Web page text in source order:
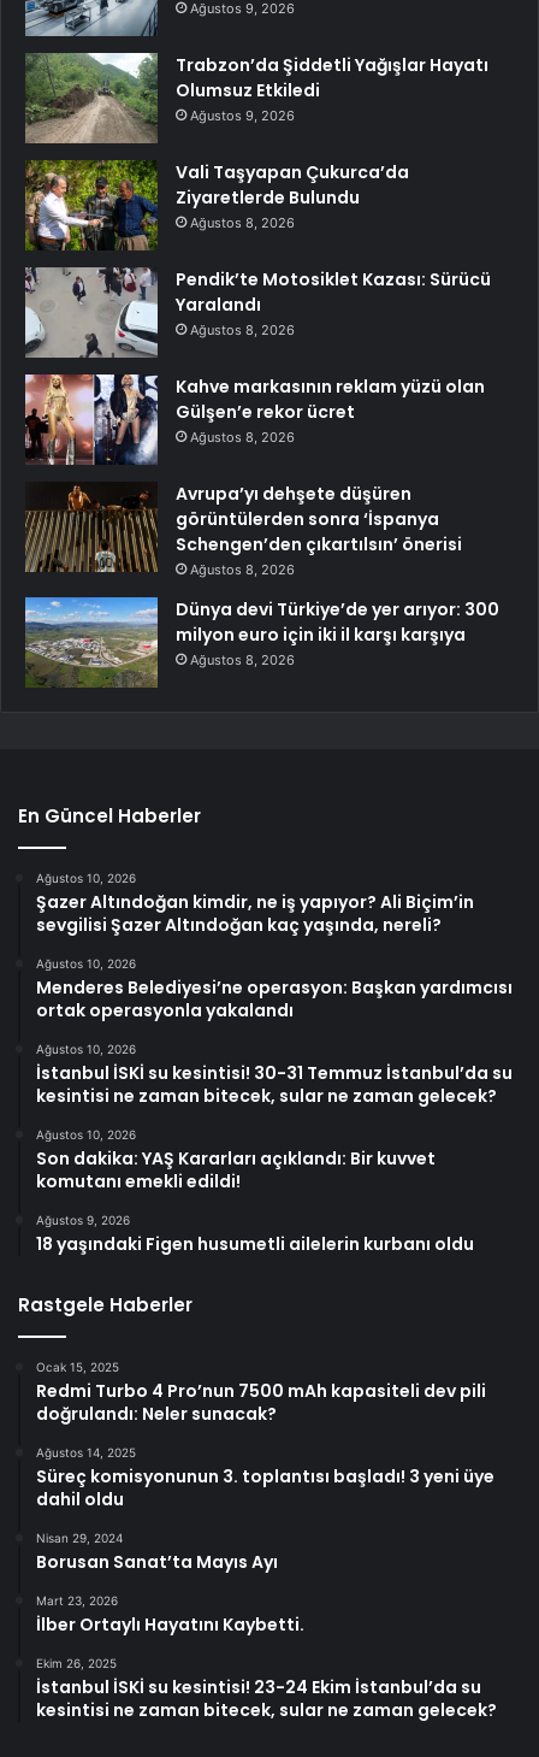
Ağustos 9, 2026
Trabzon’da Şiddetli Yağışlar Hayatı
Olumsuz Etkiledi
Ağustos 9, 2026
Vali Taşyapan Çukurca’da
Ziyaretlerde Bulundu
Ağustos 8, 2026
Pendik’te Motosiklet Kazası: Sürücü
Yaralandı
Ağustos 8, 2026
Kahve markasının reklam yüzü olan
Gülşen’e rekor ücret
Ağustos 8, 2026
Avrupa’yı dehşete düşüren
görüntülerden sonra ‘İspanya
Schengen’den çıkartılsın’ önerisi
Ağustos 8, 2026
Dünya devi Türkiye’de yer arıyor: 300
milyon euro için iki il karşı karşıya
Ağustos 8, 2026
En Güncel Haberler
Ağustos 10, 2026
Şazer Altındoğan kimdir, ne iş yapıyor? Ali Biçim’in
sevgilisi Şazer Altındoğan kaç yaşında, nereli?
Ağustos 10, 2026
Menderes Belediyesi’ne operasyon: Başkan yardımcısı
ortak operasyonla yakalandı
Ağustos 10, 2026
İstanbul İSKİ su kesintisi! 30-31 Temmuz İstanbul’da su
kesintisi ne zaman bitecek, sular ne zaman gelecek?
Ağustos 10, 2026
Son dakika: YAŞ Kararları açıklandı: Bir kuvvet
komutanı emekli edildi!
Ağustos 9, 2026
18 yaşındaki Figen husumetli ailelerin kurbanı oldu
Rastgele Haberler
Ocak 15, 2025
Redmi Turbo 4 Pro’nun 7500 mAh kapasiteli dev pili
doğrulandı: Neler sunacak?
Ağustos 14, 2025
Süreç komisyonunun 3. toplantısı başladı! 3 yeni üye
dahil oldu
Nisan 29, 2024
Borusan Sanat’ta Mayıs Ayı
Mart 23, 2026
İlber Ortaylı Hayatını Kaybetti.
Ekim 26, 2025
İstanbul İSKİ su kesintisi! 23-24 Ekim İstanbul’da su
kesintisi ne zaman bitecek, sular ne zaman gelecek?